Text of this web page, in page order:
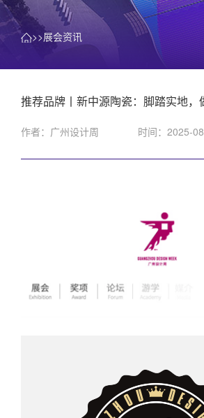
>>展会资讯
推荐品牌丨新中源陶瓷：脚踏实地，
作者：广州设计周 时间：2025-